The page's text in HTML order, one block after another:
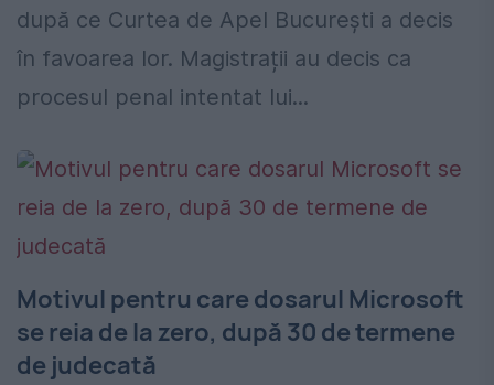
după ce Curtea de Apel București a decis
în favoarea lor. Magistrații au decis ca
procesul penal intentat lui...
Motivul pentru care dosarul Microsoft
se reia de la zero, după 30 de termene
de judecată